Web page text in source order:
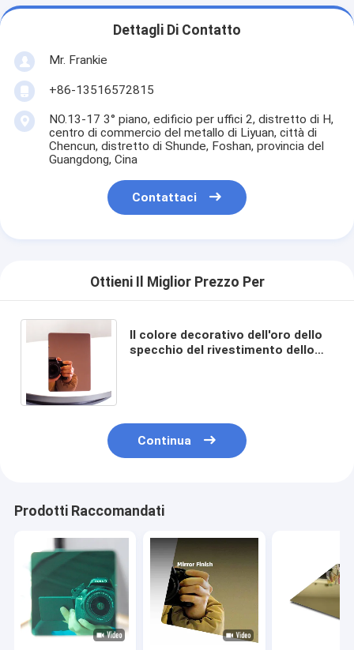
Dettagli Di Contatto
Mr. Frankie
+86-13516572815
NO.13-17 3° piano, edificio per uffici 2, distretto di H,
centro di commercio del metallo di Liyuan, città di
Chencun, distretto di Shunde, Foshan, provincia del
Guangdong, Cina
Contattaci
Ottieni Il Miglior Prezzo Per
Il colore decorativo dell'oro dello
specchio del rivestimento dello
Continua
Prodotti Raccomandati